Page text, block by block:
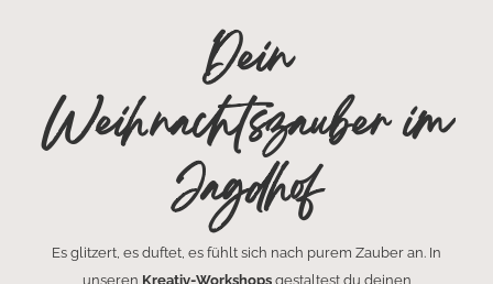
Dein
Weihnachtszauber im
Jagdhof
Es glitzert, es duftet, es fühlt sich nach purem Zauber an. In
unseren Kreativ-Workshopsgestaltest du deinen